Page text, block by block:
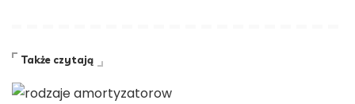
Także czytają